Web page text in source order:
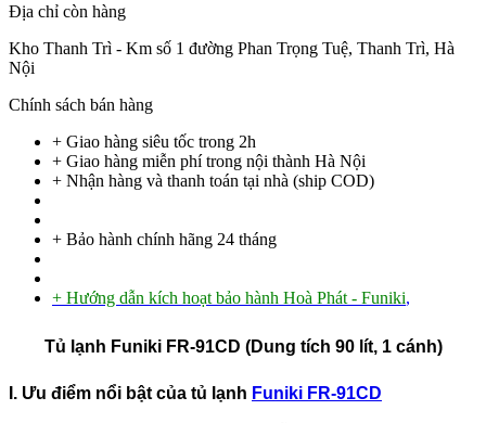
Địa chỉ còn hàng
Kho Thanh Trì - Km số 1 đường Phan Trọng Tuệ, Thanh Trì, Hà
Nội
Chính sách bán hàng
+ Giao hàng siêu tốc trong 2h
+ Giao hàng miễn phí trong nội thành Hà Nội
+ Nhận hàng và thanh toán tại nhà (ship COD)
+ Bảo hành chính hãng 24 tháng
+ Hướng dẫn kích hoạt bảo hành Hoà Phát - Funiki,
Tủ lạnh Funiki FR-91CD (Dung tích 90 lít, 1 cánh)
I. Ưu điểm nổi bật của tủ lạnh Funiki FR-91CD